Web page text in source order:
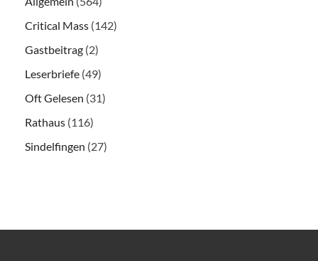
Critical Mass (142)
Gastbeitrag (2)
Leserbriefe (49)
Oft Gelesen (31)
Rathaus (116)
Sindelfingen (27)